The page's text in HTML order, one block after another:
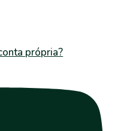
própria?